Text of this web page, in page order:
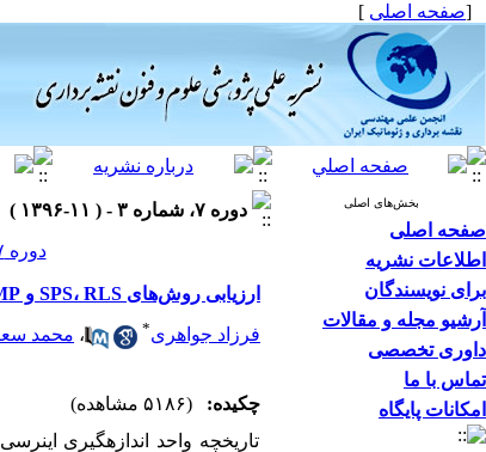
[صفحه اصلی ]
بخش‌های اصلی
صفحه اصلی
اطلاعات نشریه
برای نویسندگان
آرشیو مجله و مقالات
داوری تخصصی
تماس با ما
امکانات پایگاه
دوره ۷، شماره ۳ - ( ۱۱-۱۳۹۶ )
دوره ۷ شماره ۳ صفحات ۲۸-۱۷
ارزیابی روش‌های SPS، RLS و MP در کالیبراسیون MEMS_IMU
فرزاد جواهری* ، محمد
چکیده:
(۵۱۸۶ مشاهده)
تاریخچه واحد اندازه­گیری